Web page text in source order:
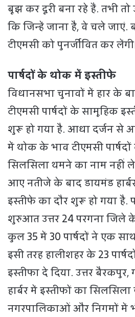
बूझ कर दूरी बना रहे हैं. तभी तो
कि जिन्हें जाना है, वे चले
टीएमसी को पुनर्जीवित कर
पार्षदों के थोक में इस्तीफे
विधानसभा चुनावों में हार के
टीएमसी पार्षदों के सामूहिक
शुरू हो गया है. आधा दर्जन से
में थोक के भाव टीएमसी
सिलसिला थमने का नाम नहीं
आए नतीजे के बाद डायमंड
इस्तीफे का दौर शुरू हो गया है.
शुरुआत उत्तर 24 परगना जिले
कुल 35 में 30 पार्षदों ने एक
इसी तरह हालीशहर के 23
इस्तीफा दे दिया. उत्तर
हार्बर में इस्तीफों का
नगरपालिकाओं और निगमों में